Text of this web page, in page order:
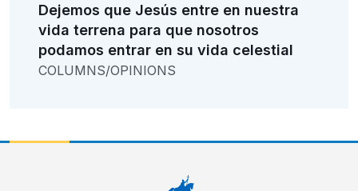
Dejemos que Jesús entre en nuestra
vida terrena para que nosotros
podamos entrar en su vida celestial
COLUMNS/OPINIONS